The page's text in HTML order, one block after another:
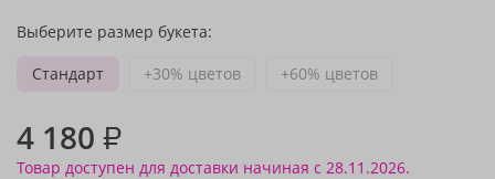
Выберите размер букета:
Стандарт
+30% цветов +60% цветов
4 180 ₽
Товар доступен для доставки начиная с 28.11.2026.